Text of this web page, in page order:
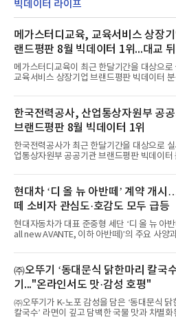
빅데이터 라이프
메가스터디교육, 교육서비스 상장
랜드평판 8월 빅데이터 1위...대교 뒤
메가스터디교육이 최근 한달기간을 대상으로
교육서비스 상장기업 브랜드평판 빅데이터
일 한국기업평판연구소(소장 구창환)는 국내
비스 상장기업 브랜드를 대상으로 지난 7월 7
8월 7일까지 수집된 소비자 빅데이터
을 분석한 결과, 메가스터디교육이 브랜드평판
1,710,926을 기록하며 8월 1위에 올랐다고 밝
분석에 활용된 빅데이터는 지난 7월
비 6.14% 증가한 수치로, 교육서비스 상장기
디교육, 대교, 디지
한국전력공사, 산업통상자원부 공
브랜드평판 8월 빅데이터 1위
한국전력공사가 최근 한달기간을 대상으로
업통상자원부 공공기관 브랜드평판 빅데이터
이 순으로 뒤를 이었다.7일 한국기업평판연구
구창환)는 산업통상자원부 공공기관 41개 브
대상으로 지난 7월 7일부터 8월 7일까지 수집
자 빅데이터 91,102,549건을 분석한 결과, 한
공사가 브랜드평판지수 10,670,633을 기록하
1위에 올랐다고 밝혔다. 분석에 활용된 빅데
난 7월(88,893,823건) 대비 2.48% 증가한 수
수력원자력, 한국석
현대차 ‘디 올 뉴 아반떼’ 계약 개시
떼 소비자 관심도·호감도 모두 급등
현대자동차가 대표 준중형 세단 ‘디 올 뉴 아
all new AVANTE, 이하 아반떼)’의 주요 사양
떼는 6년 만에 선보이는 8세대 완전변경 모
교한 선과 면을 중심으로 완성한 파격적인 디
과거 중형 세단 수준으로 확대된 차체 제원 ▲
최고 수준의 안전성 ▲성능과 효율을 동시에 높
행 완성도 ▲첨단 편의 및 디지털 사양 적용 등
글로벌 준중형 세단의 새로운 기준을 세웠다.
는 가솔린 2.0과 1.6 하이브리드 두 가지 파워
㈜오뚜기 ‘동대문식 닭한마리 칼국
기..."온라인서도 맛·감성 호평"
㈜오뚜기가 K-노포 감성을 담은 ‘동대문식 닭
칼국수’ 라면이 깊고 담백한 국물 맛과 차별화